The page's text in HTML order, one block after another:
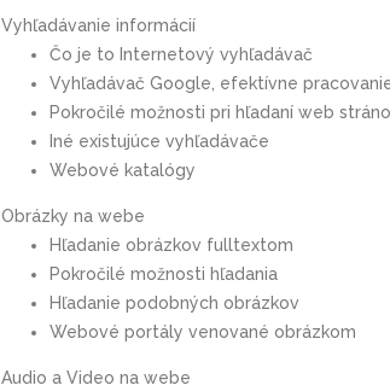
Vyhľadávanie informácií
Čo je to Internetový vyhľadávač
Vyhľadávač Google, efektívne
Pokročilé možnosti pri hľadaní web
Iné existujúce vyhľadávače
Webové katalógy
Obrázky na webe
Hľadanie obrázkov fulltextom
Pokročilé možnosti hľadania
Hľadanie podobných obrázkov
Webové portály venované obrázkom
Audio a Video na webe